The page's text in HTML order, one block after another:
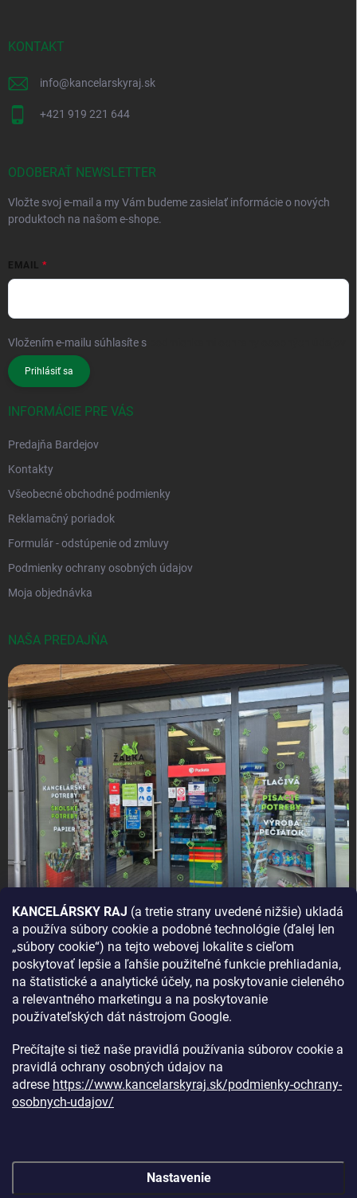
KANCELÁRSKY RAJ (a tretie strany uvedené nižšie) ukladá
a používa súbory cookie a podobné technológie (ďalej len
„súbory cookie“) na tejto webovej lokalite s cieľom
poskytovať lepšie a ľahšie použiteľné funkcie prehliadania,
na štatistické a analytické účely, na poskytovanie cieleného
a relevantného marketingu a na poskytovanie
používateľských dát nástrojom Google.
Prečítajte si tiež naše pravidlá používania súborov cookie a
pravidlá ochrany osobných údajov na
adrese https://www.kancelarskyraj.sk/podmienky-ochrany-
osobnych-udajov/
Nastavenie
KONTAKT
info@kancelarskyraj.sk
+421 919 221 644
ODOBERAŤ NEWSLETTER
Vložte svoj e-mail a my Vám budeme zasielať informácie o nových
produktoch na našom e-shope.
EMAIL
Vložením e-mailu súhlasíte s
Prihlásiť sa
INFORMÁCIE PRE VÁS
Predajňa Bardejov
Kontakty
Všeobecné obchodné podmienky
Reklamačný poriadok
Formulár - odstúpenie od zmluvy
Podmienky ochrany osobných údajov
Moja objednávka
NAŠA PREDAJŇA
AKO SA K NÁM DOSTANETE?